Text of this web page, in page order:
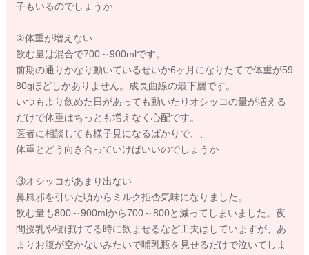
子もいるのでしょうか
②体重が増えない
飲む量は混合で700～900mlです。
前期の通りかなり動いているせいか6ヶ月になりたてで体重が59
80gほどしかありません。成長曲線の最下層です。
いつもより飲めた日があっても動いたりオシッコの量が増える
だけで体重はちっとも増えなく心配です。
医者に相談しても様子見になるばかりで、、
体重とどう向き合っていけばいいのでしょうか
③オシッコがあまり出ない
鼻風邪を引いた頃からミルク拒否気味になりました。
飲む量も800～900mlから700～800と減ってしまいました。夜
間授乳や寝ぼけてる時に飲ませるなど工夫はしていますが、あ
まりお腹が空かないみたいで哺乳瓶を見せるだけで泣いてしま